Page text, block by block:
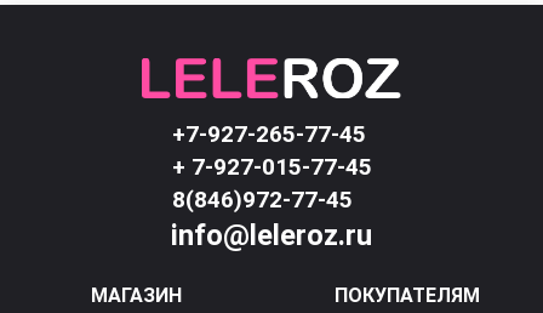
+7-927-265-77-45
+ 7-927-015-77-45
8(846)972-77-45
info@leleroz.ru
МАГАЗИН ПОКУПАТЕЛЯМ